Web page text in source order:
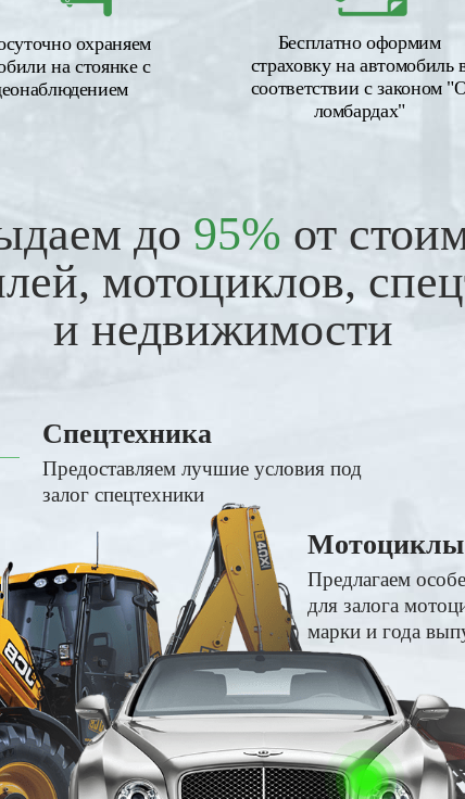
охраняем
на стоянке с
Бесплатно оформим
страховку на автомобиль
соответствии с законом
ломбардах"
до 95% от
мотоциклов,
и недвижимости
Спецтехника
Предоставляем лучшие условия под
залог спецтехники
Мотоциклы
Предлагаем
для залога
марки и года